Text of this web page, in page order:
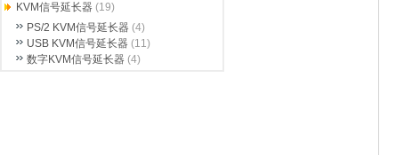
KVM信号延长器 (19)
PS/2 KVM信号延长器 (4)
USB KVM信号延长器 (11)
数字KVM信号延长器 (4)